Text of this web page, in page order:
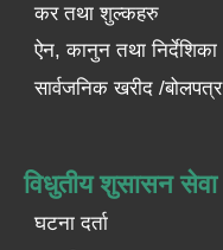
कर तथा शुल्कहरु
ऐन, कानुन तथा निर्देशिका
सार्वजनिक खरीद /बोलपत्र
विधुतीय शुसासन सेवा
घटना दर्ता